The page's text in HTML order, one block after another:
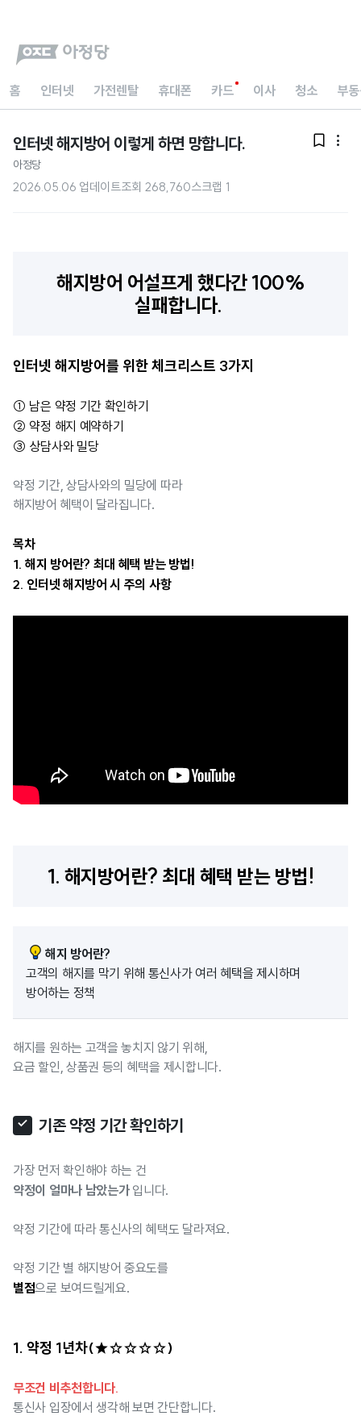
홈 인터넷 가전렌탈 휴대폰 카드 이사 청소 부
인터넷 해지방어 이렇게 하면 망합니다.  
아정당
2026.05.06 업데이트조회 268,760스크랩 1
해지방어 어설프게 했다간 100%
실패합니다.
인터넷 해지방어를 위한 체크리스트 3가지
① 남은 약정 기간 확인하기
② 약정 해지 예약하기
③ 상담사와 밀당
약정 기간, 상담사와의 밀당에 따라
해지방어 혜택이 달라집니다.
목차
1. 해지 방어란? 최대 혜택 받는 방법!
2. 인터넷 해지방어 시 주의 사항
1. 해지방어란? 최대 혜택 받는 방법!
해지 방어란?
고객의 해지를 막기 위해 통신사가 여러 혜택을 제시하며
방어하는 정책
해지를 원하는 고객을 놓치지 않기 위해,
요금 할인, 상품권 등의 혜택을 제시합니다.
기존 약정 기간 확인하기
가장 먼저 확인해야 하는 건
약정이 얼마나 남았는가입니다.
약정 기간에 따라 통신사의 혜택도 달라져요.
약정 기간 별 해지방어 중요도를
별점으로 보여드릴게요.
1. 약정 1년차(★☆☆☆☆)
무조건 비추천합니다.
통신사 입장에서 생각해 보면 간단합니다.